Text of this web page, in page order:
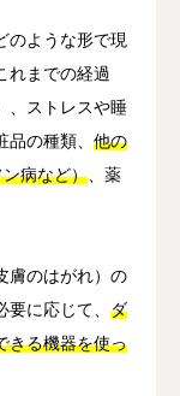
のような形で現
れまでの経過
、ストレスや睡
の種類、 他の
病など）、薬
膚のはがれ）の
に応じて、 ダ
きる機器を使っ